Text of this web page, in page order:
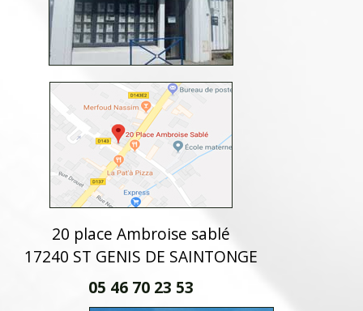
20 place Ambroise sablé
17240 ST GENIS DE SAINTONGE
05 46 70 23 53